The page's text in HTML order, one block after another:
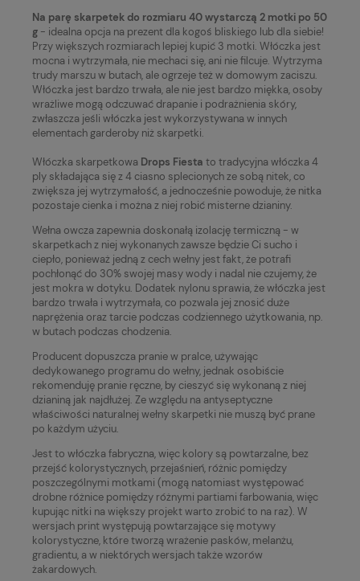
Na parę skarpetek do rozmiaru 40 wystarczą 2 motki po 50
g - idealna opcja na prezent dla kogoś bliskiego lub dla siebie!
Przy większych rozmiarach lepiej kupić 3 motki. Włóczka jest
mocna i wytrzymała, nie mechaci się, ani nie filcuje. Wytrzyma
trudy marszu w butach, ale ogrzeje też w domowym zaciszu.
Włóczka jest bardzo trwała, ale nie jest bardzo miękka, osoby
wrażliwe mogą odczuwać drapanie i podrażnienia skóry,
zwłaszcza jeśli włóczka jest wykorzystywana w innych
elementach garderoby niż skarpetki.
Włóczka skarpetkowa Drops Fiesta to tradycyjna włóczka 4
ply składająca się z 4 ciasno splecionych ze sobą nitek, co
zwiększa jej wytrzymałość, a jednocześnie powoduje, że nitka
pozostaje cienka i można z niej robić misterne dzianiny.
Wełna owcza zapewnia doskonałą izolację termiczną - w
skarpetkach z niej wykonanych zawsze będzie Ci sucho i
ciepło, ponieważ jedną z cech wełny jest fakt, że potrafi
pochłonąć do 30% swojej masy wody i nadal nie czujemy, że
jest mokra w dotyku. Dodatek nylonu sprawia, że włóczka jest
bardzo trwała i wytrzymała, co pozwala jej znosić duże
naprężenia oraz tarcie podczas codziennego użytkowania, np.
w butach podczas chodzenia.
Producent dopuszcza pranie w pralce, używając
dedykowanego programu do wełny, jednak osobiście
rekomenduję pranie ręczne, by cieszyć się wykonaną z niej
dzianiną jak najdłużej. Ze względu na antyseptyczne
właściwości naturalnej wełny skarpetki nie muszą być prane
po każdym użyciu.
Jest to włóczka fabryczna, więc kolory są powtarzalne, bez
przejść kolorystycznych, przejaśnień, różnic pomiędzy
poszczególnymi motkami (mogą natomiast występować
drobne różnice pomiędzy różnymi partiami farbowania, więc
kupując nitki na większy projekt warto zrobić to na raz). W
wersjach print występują powtarzające się motywy
kolorystyczne, które tworzą wrażenie pasków, melanżu,
gradientu, a w niektórych wersjach także wzorów
żakardowych.